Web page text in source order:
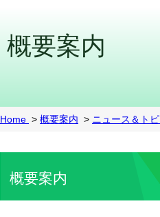
概要案内
Home > 概要案内 > ニュース＆ト
概要案内